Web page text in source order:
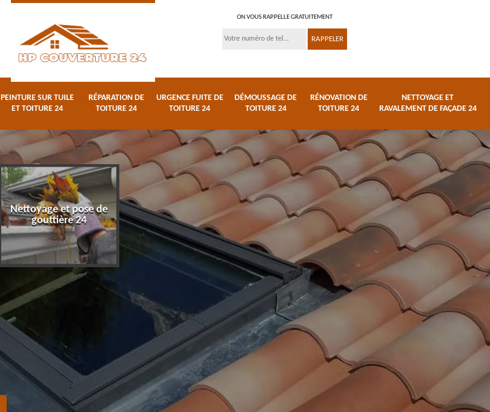
ON VOUS RAPPELLE GRATUITEMENT
PEINTURE SUR TUILE
ET TOITURE 24
RÉPARATION DE
TOITURE 24
URGENCE FUITE DE
TOITURE 24
DÉMOUSSAGE DE
TOITURE 24
RÉNOVATION DE
TOITURE 24
NETTOYAGE ET
RAVALEMENT DE FAÇADE 24
Nettoyage et pose de
gouttière 24
Peinture sur tuile et
toiture 24
Réparation de toiture
Urgence fuite de
toiture 24